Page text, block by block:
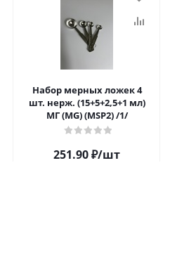
Набор мерных ложек 4
шт. нерж. (15+5+2,5+1 мл)
МГ (MG) (MSP2) /1/
251.90₽/шт